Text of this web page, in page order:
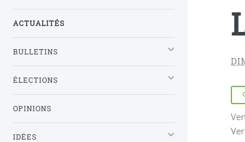
ACTUALITÉS
BULLETINS
ÉLECTIONS
OPINIONS
IDÉES